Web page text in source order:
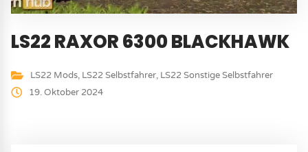
LS22 RAXOR 6300 BLACKHAWK
LS22 Mods, LS22 Selbstfahrer, LS22 Sonstige Selbstfahrer
19. Oktober 2024